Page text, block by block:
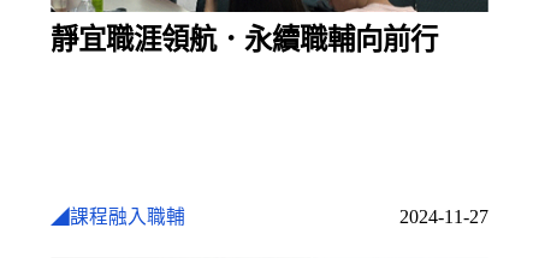
靜宜職涯領航．永續職輔向前行
◢課程融入職輔 2024-11-27